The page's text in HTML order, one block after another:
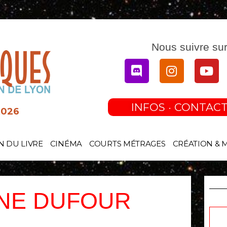
Nous suivre
DiscordInstagram
INFOS ·
DU LIVRE CINÉMA COURTS MÉTRAGES CRÉATION &
DUFOUR